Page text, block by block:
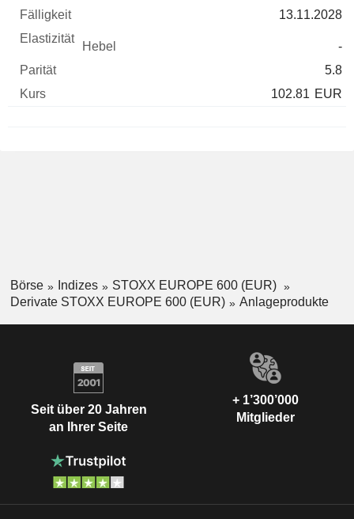
13.11.2028
-
5.8
102.81 EUR
Börse Indizes
STOXX EUROPE 600 (EUR)
Derivate STOXX EUROPE 600 (EUR)
Anlageprodukte
Seit über 20 Jahren
an Ihrer Seite
+ 1’300’000
Mitglieder